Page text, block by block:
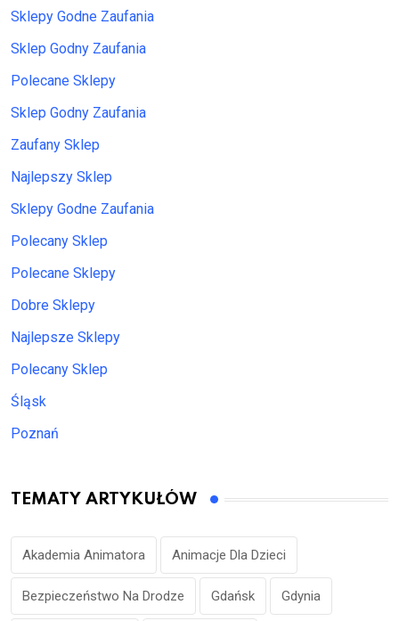
Sklepy Godne Zaufania
Sklep Godny Zaufania
Polecane Sklepy
Sklep Godny Zaufania
Zaufany Sklep
Najlepszy Sklep
Sklepy Godne Zaufania
Polecany Sklep
Polecane Sklepy
Dobre Sklepy
Najlepsze Sklepy
Polecany Sklep
Śląsk
Poznań
TEMATY ARTYKUŁÓW
Akademia Animatora Animacje Dla Dzieci
Bezpieczeństwo Na Drodze Gdańsk Gdynia